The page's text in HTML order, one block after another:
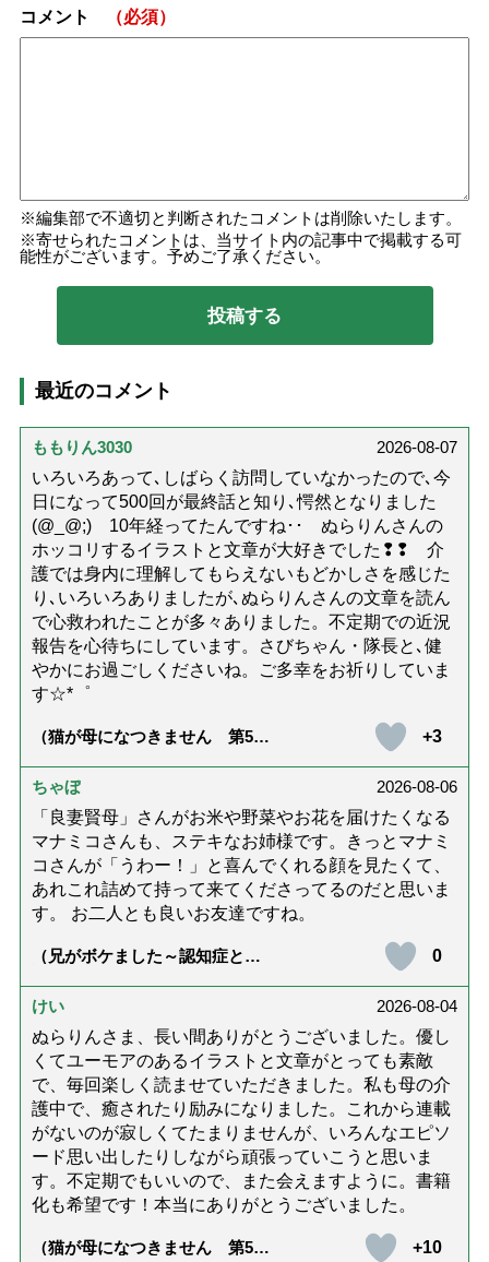
コメント （必須）
編集部で不適切と判断されたコメントは削除いたします。
寄せられたコメントは、当サイト内の記事中で掲載する可
能性がございます。予めご了承ください。
最近のコメント
ももりん3030
2026-08-07
いろいろあって､しばらく訪問していなかったので､今
日になって500回が最終話と知り､愕然となりました
(@_@;) 10年経ってたんですね･･ ぬらりんさんの
ホッコリするイラストと文章が大好きでした❢❢ 介
護では身内に理解してもらえないもどかしさを感じた
り､いろいろありましたが､ぬらりんさんの文章を読ん
で心救われたことが多々ありました。不定期での近況
報告を心待ちにしています。さびちゃん・隊長と､健
やかにお過ごしくださいね。ご多幸をお祈りしていま
す☆*゜
（猫が母になつきません 第500
+3
ちゃぼ
2026-08-06
「良妻賢母」さんがお米や野菜やお花を届けたくなる
マナミコさんも、ステキなお姉様です。きっとマナミ
コさんが「うわー！」と喜んでくれる顔を見たくて、
あれこれ詰めて持って来てくださってるのだと思いま
す。 お二人とも良いお友達ですね。
（兄がボケました～認知症と介
達』が届きました」）
0
けい
2026-08-04
ぬらりんさま、長い間ありがとうございました。優し
くてユーモアのあるイラストと文章がとっても素敵
で、毎回楽しく読ませていただきました。私も母の介
護中で、癒されたり励みになりました。これから連載
がないのが寂しくてたまりませんが、いろんなエピソ
ード思い出したりしながら頑張っていこうと思いま
す。不定期でもいいので、また会えますように。書籍
化も希望です！本当にありがとうございました。
（猫が母になつきません 第500
+10